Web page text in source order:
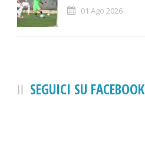
01 Ago 2026
SEGUICI SU FACEBOOK